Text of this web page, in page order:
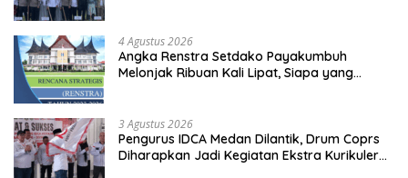
4 Agustus 2026
Angka Renstra Setdako Payakumbuh
Melonjak Ribuan Kali Lipat, Siapa yang
3 Agustus 2026
Pengurus IDCA Medan Dilantik, Drum Coprs
Diharapkan Jadi Kegiatan Ekstra Kurikuler